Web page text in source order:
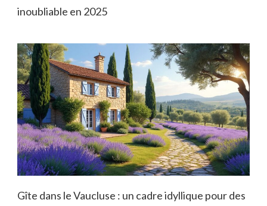
inoubliable en 2025
Gîte dans le Vaucluse : un cadre idyllique pour des